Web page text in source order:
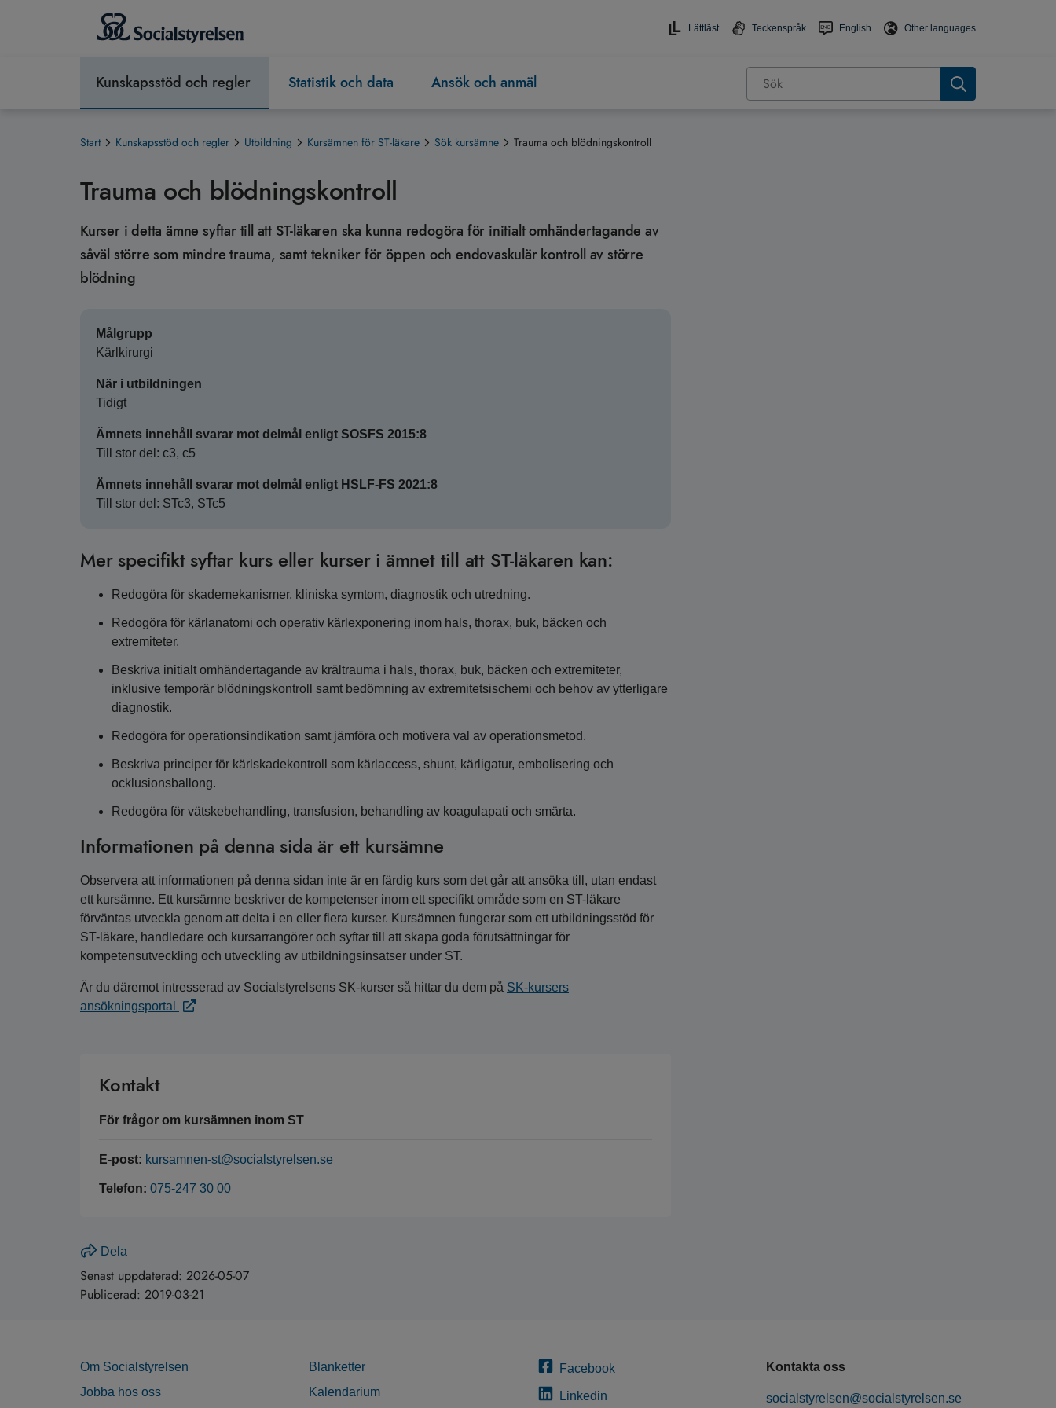
Lättläst Teckenspråk English Other languages
Kunskapsstöd och regler Statistik och data Ansök och anmäl
Start Kunskapsstöd och regler Utbildning Kursämnen för ST-läkare Sök kursämne Trauma och blödningskontroll
Trauma och blödningskontroll
Kurser i detta ämne syftar till att ST‐läkaren ska kunna redogöra för initialt omhändertagande av
såväl större som mindre trauma, samt tekniker för öppen och endovaskulär kontroll av större
blödning
Målgrupp
Kärlkirurgi
När i utbildningen
Tidigt
Ämnets innehåll svarar mot delmål enligt SOSFS 2015:8
Till stor del: c3, c5
Ämnets innehåll svarar mot delmål enligt HSLF-FS 2021:8
Till stor del: STc3, STc5
Mer specifikt syftar kurs eller kurser i ämnet till att ST-läkaren kan:
Redogöra för skademekanismer, kliniska symtom, diagnostik och utredning.
Redogöra för kärlanatomi och operativ kärlexponering inom hals, thorax, buk, bäcken och
extremiteter.
Beskriva initialt omhändertagande av krältrauma i hals, thorax, buk, bäcken och extremiteter,
inklusive temporär blödningskontroll samt bedömning av extremitetsischemi och behov av ytterligare
diagnostik.
Redogöra för operationsindikation samt jämföra och motivera val av operationsmetod.
Beskriva principer för kärlskadekontroll som kärlaccess, shunt, kärligatur, embolisering och
ocklusionsballong.
Redogöra för vätskebehandling, transfusion, behandling av koagulapati och smärta.
Informationen på denna sida är ett kursämne
Observera att informationen på denna sidan inte är en färdig kurs som det går att ansöka till, utan endast
ett kursämne. Ett kursämne beskriver de kompetenser inom ett specifikt område som en ST-läkare
förväntas utveckla genom att delta i en eller flera kurser. Kursämnen fungerar som ett utbildningsstöd för
ST-läkare, handledare och kursarrangörer och syftar till att skapa goda förutsättningar för
kompetensutveckling och utveckling av utbildningsinsatser under ST.
Är du däremot intresserad av Socialstyrelsens SK-kurser så hittar du dem på SK-kursers
ansökningsportal
Kontakt
För frågor om kursämnen inom ST
E-post: kursamnen-st@socialstyrelsen.se
Telefon: 075-247 30 00
Dela
Senast uppdaterad: 2026-05-07
Publicerad: 2019-03-21
Om Socialstyrelsen
Jobba hos oss
Blanketter
Kalendarium
Facebook
Linkedin
Kontakta oss
socialstyrelsen@socialstyrelsen.se